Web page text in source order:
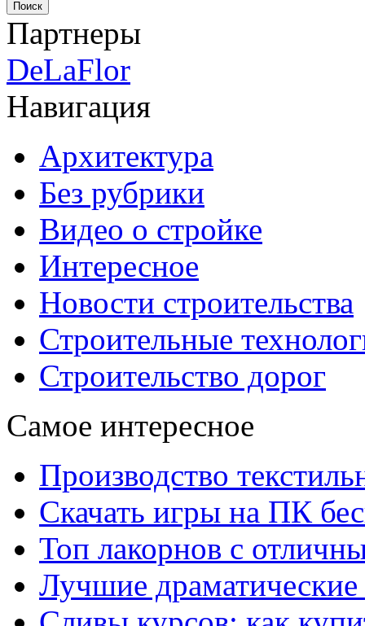
Партнеры
DeLaFlor
Навигация
Архитектура
Без рубрики
Видео о стройке
Интересное
Новости строительства
Строительные
Строительство дорог
Самое интересное
Производство
Скачать игры на ПК
Топ лакорнов с
Лучшие